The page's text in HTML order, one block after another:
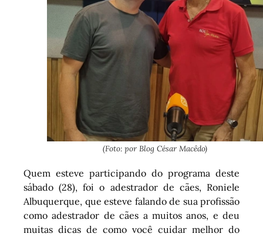
(Foto: por Blog César Macêdo)
Quem esteve participando do programa deste
sábado (28), foi o adestrador de cães, Roniele
Albuquerque, que esteve falando de sua profissão
como adestrador de cães a muitos anos, e deu
muitas dicas de como você cuidar melhor do